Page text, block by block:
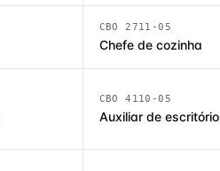
CBO 2711-05
Chefe de cozinha
CBO 4110-05
Auxiliar de escritório